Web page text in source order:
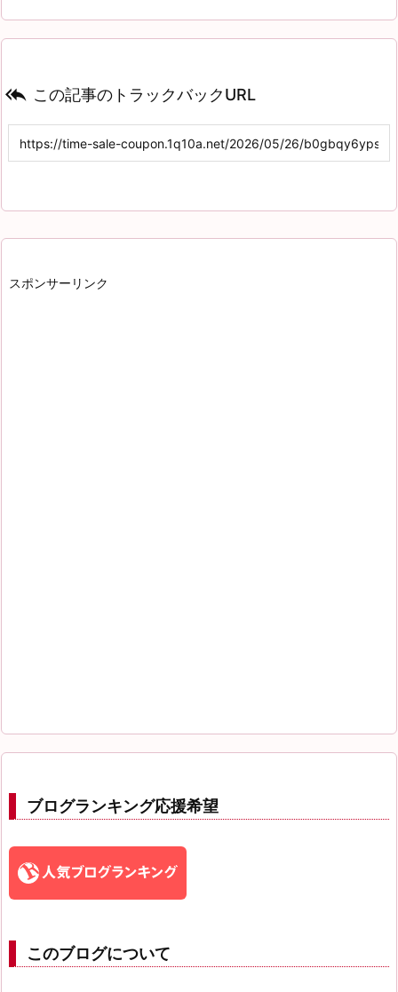
 この記事のトラックバックURL
スポンサーリンク
ブログランキング応援希望
このブログについて